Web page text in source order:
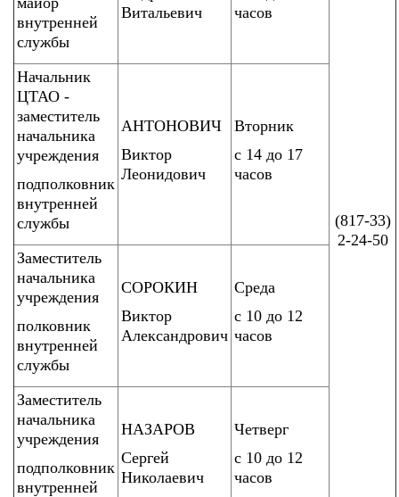
(817-33)
2-24-50
внутренней
службы
Витальевич
часов
Начальник
ЦТАО -
заместитель
начальника
учреждения
подполковник
внутренней
службы
АНТОНОВИЧ
Виктор
Леонидович
Вторник
с 14 до 17
часов
Заместитель
начальника
учреждения
полковник
внутренней
службы
СОРОКИН
Виктор
Александрович
Среда
с 10 до 12
часов
Заместитель
начальника
учреждения
подполковник
внутренней
НАЗАРОВ
Сергей
Николаевич
Четверг
с 10 до 12
часов